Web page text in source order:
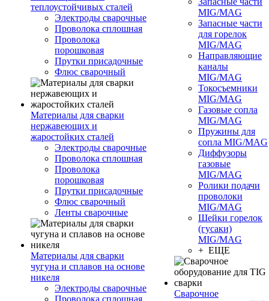
теплоустойчивых сталей
Электроды сварочные
Проволока сплошная
Проволока
порошковая
Прутки присадочные
Флюс сварочный
Материалы для сварки
нержавеющих и
жаростойких сталей
Электроды сварочные
Проволока сплошная
Проволока
порошковая
Прутки присадочные
Флюс сварочный
Ленты сварочные
Материалы для сварки
чугуна и сплавов на основе
никеля
Электроды сварочные
Проволока сплошная
MIG/MAG
Запасные части
для горелок
MIG/MAG
Направляющие
каналы
MIG/MAG
Токосъемники
MIG/MAG
Газовые сопла
MIG/MAG
Пружины для
сопла MIG/MAG
Диффузоры
газовые
MIG/MAG
Ролики подачи
проволоки
MIG/MAG
Шейки горелок
(гусаки)
MIG/MAG
+ ЕЩЕ
Сварочное